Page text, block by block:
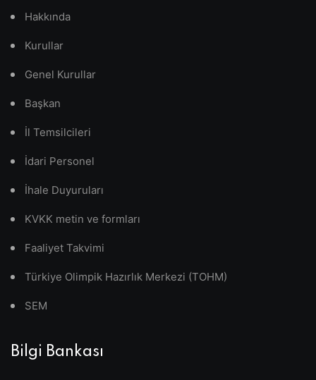
Hakkında
Kurullar
Genel Kurullar
Başkan
İl Temsilcileri
İdari Personel
İhale Duyuruları
KVKK metin ve formları
Faaliyet Takvimi
Türkiye Olimpik Hazırlık Merkezi (TOHM)
SEM
Bilgi Bankası